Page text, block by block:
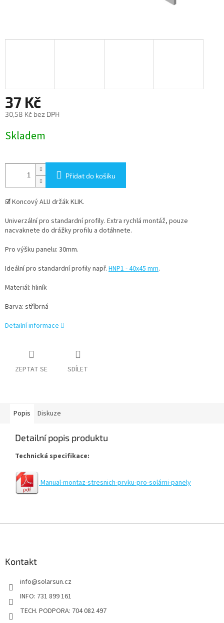
37 Kč
30,58 Kč bez DPH
cena:
Skladem
Přidat do košíku
☑Koncový ALU držák KLIK.
Univerzální pro standardní profily. Extra rychlá montáž, pouze
nacvaknete do drážky profilu a dotáhnete.
Pro výšku panelu: 30mm.
Ideální pro standardní profily např. HNP1 - 40x45 mm.
Materiál: hliník
Barva: stříbrná
Detailní informace
ZEPTAT SE SDÍLET
Popis Diskuze
Detailní popis produktu
Technická specifikace:
Manual-montaz-stresnich-prvku-pro-solárni-panely
Kontakt
info@solarsun.cz
INFO: 731 899 161
TECH. PODPORA: 704 082 497